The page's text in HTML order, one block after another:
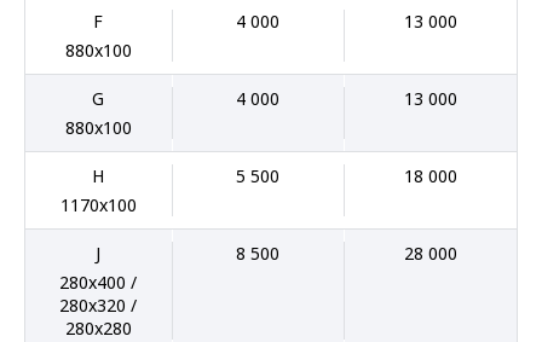
F
880x100
4 000 13 000
G
880x100
4 000 13 000
H
1170x100
5 500 18 000
J
280x400 /
280x320 /
280x280
8 500 28 000